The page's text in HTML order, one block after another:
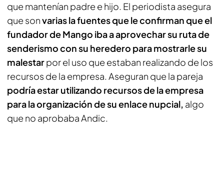
que mantenían padre e hijo. El periodista asegura
que sonvarias la fuentes que le confirman que el
fundador de Mango iba a aprovechar su ruta de
senderismo con su heredero para mostrarle su
malestarpor el uso que estaban realizando de los
recursos de la empresa. Aseguran que la pareja
podría estar utilizando recursos de la empresa
para la organización de su enlace nupcial, algo
que no aprobaba Andic.